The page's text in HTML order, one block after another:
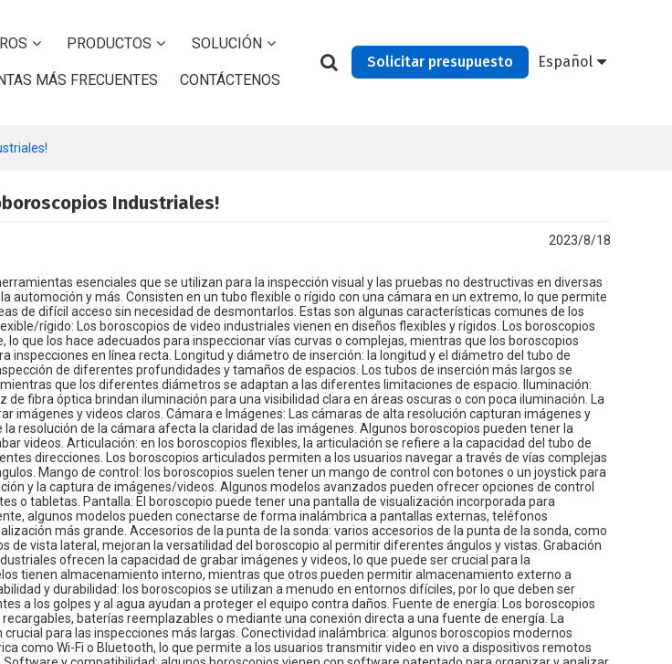
PRODUCTOS SOLUCIÓN
MÁS FRECUENTES CONTÁCTENOS
Solicitar presupuesto Español
Industriales!
2023/8/18
esenciales que se utilizan para la inspección visual y las pruebas no destructivas en diversas
automoción y más. Consisten en un tubo flexible o rígido con una cámara en un extremo, lo que permite
de difícil acceso sin necesidad de desmontarlos. Estas son algunas características comunes de los
rígido: Los boroscopios de video industriales vienen en diseños flexibles y rígidos. Los boroscopios
lo que los hace adecuados para inspeccionar vías curvas o complejas, mientras que los boroscopios
inspecciones en línea recta. Longitud y diámetro de inserción: la longitud y el diámetro del tubo de
de diferentes profundidades y tamaños de espacios. Los tubos de inserción más largos se
que los diferentes diámetros se adaptan a las diferentes limitaciones de espacio. Iluminación:
de fibra óptica brindan iluminación para una visibilidad clara en áreas oscuras o con poca iluminación. La
imágenes y videos claros. Cámara e Imágenes: Las cámaras de alta resolución capturan imágenes y
la resolución de la cámara afecta la claridad de las imágenes. Algunos boroscopios pueden tener la
videos. Articulación: en los boroscopios flexibles, la articulación se refiere a la capacidad del tubo de
direcciones. Los boroscopios articulados permiten a los usuarios navegar a través de vías complejas
Mango de control: los boroscopios suelen tener un mango de control con botones o un joystick para
y la captura de imágenes/videos. Algunos modelos avanzados pueden ofrecer opciones de control
o tabletas. Pantalla: El boroscopio puede tener una pantalla de visualización incorporada para
algunos modelos pueden conectarse de forma inalámbrica a pantallas externas, teléfonos
más grande. Accesorios de la punta de la sonda: varios accesorios de la punta de la sonda, como
de vista lateral, mejoran la versatilidad del boroscopio al permitir diferentes ángulos y vistas. Grabación
ofrecen la capacidad de grabar imágenes y videos, lo que puede ser crucial para la
tienen almacenamiento interno, mientras que otros pueden permitir almacenamiento externo a
y durabilidad: los boroscopios se utilizan a menudo en entornos difíciles, por lo que deben ser
a los golpes y al agua ayudan a proteger el equipo contra daños. Fuente de energía: Los boroscopios
baterías reemplazables o mediante una conexión directa a una fuente de energía. La
para las inspecciones más largas. Conectividad inalámbrica: algunos boroscopios modernos
como Wi-Fi o Bluetooth, lo que permite a los usuarios transmitir video en vivo a dispositivos remotos